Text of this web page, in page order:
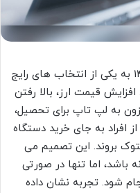
خرید لپ تاپ دست دوم در سال ۱۴۰۴ به یکی از انتخاب های رایج
قیمت ارز، بالا رفتن
به لپ تاپ برای تحصیل،
افراد به جای خرید دستگاه
بروند. این تصمیم می
باشد، اما تنها در صورتی
شود. تجربه نشان داده